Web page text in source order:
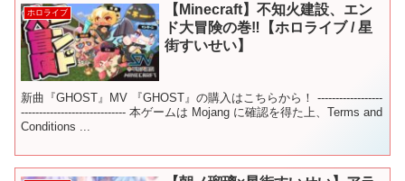
ホロライブ
【Minecraft】不知火建設、エン
ド大冒険の巻‼【ホロライブ / 星
街すいせい】
新曲『GHOST』MV 『GHOST』の購入はこちらから！ ------------------
----------------------------- 本ゲームは Mojang に確認を得た上、Terms and
Conditions ...